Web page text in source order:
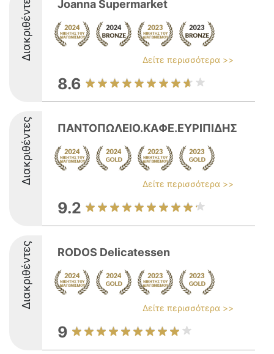
Διακριθέντες Joanna Supermarket
Δείτε περισσότερα >>
8.6
Διακριθέντες ΠΑΝΤΟΠΩΛΕΙΟ.ΚΑΦΕ.ΕΥΡΙΠΙΔΗΣ
Δείτε περισσότερα >>
9.2
Διακριθέντες RODOS Delicatessen
Δείτε περισσότερα >>
9